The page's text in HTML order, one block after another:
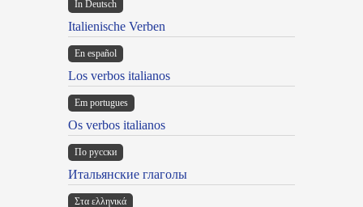
In Deutsch
Italienische Verben
En español
Los verbos italianos
Em portugues
Os verbos italianos
По русски
Итальянские глаголы
Στα ελληνικά